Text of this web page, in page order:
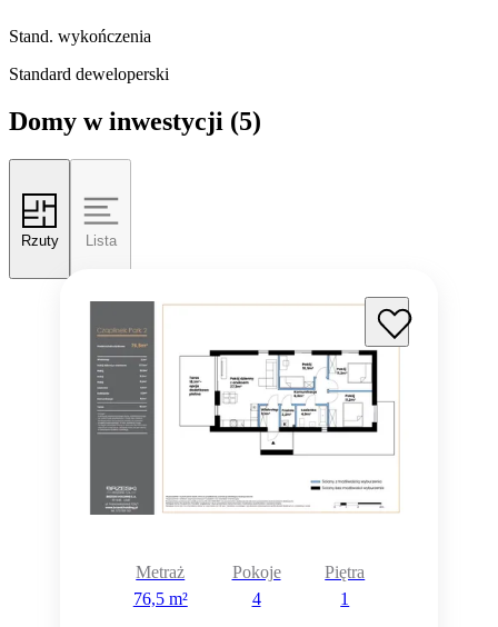
Stand. wykończenia
Standard deweloperski
Domy w inwestycji (5)
Rzuty Lista
Metraż
76,5 m²
Pokoje
4
Piętra
1